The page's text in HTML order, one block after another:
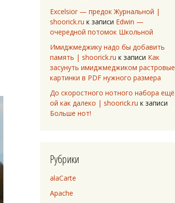
Excelsior — предок Журнальной |
shoorick.ru к записи Edwin —
очередной потомок Школьной
Имиджмеджику надо бы добавить
память | shoorick.ru к записи Как
засунуть имиджмеджиком растровые
картинки в PDF нужного размера
До скоростного нотного набора ещё
ой как далеко | shoorick.ru к записи
Больше нот!
Рубрики
alaCarte
Apache